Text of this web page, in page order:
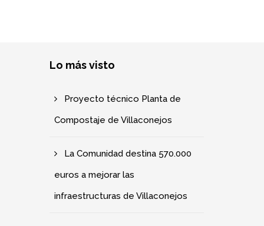
Lo más visto
Proyecto técnico Planta de
Compostaje de Villaconejos
La Comunidad destina 570.000
euros a mejorar las
infraestructuras de Villaconejos